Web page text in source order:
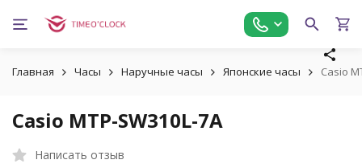
Главная Часы Наручные часы Японские часы Casio
Casio MTP-SW310L-7A
Написать отзыв